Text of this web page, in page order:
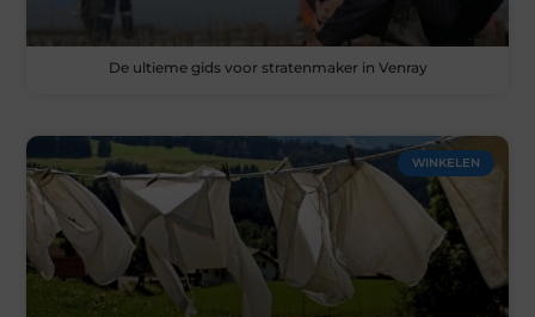
De ultieme gids voor stratenmaker in Venray
WINKELEN